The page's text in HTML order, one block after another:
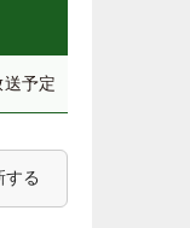
予定
する